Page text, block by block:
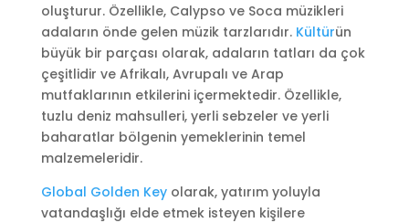
oluşturur. Özellikle, Calypso ve Soca müzikleri
adaların önde gelen müzik tarzlarıdır. Kültürün
büyük bir parçası olarak, adaların tatları da çok
çeşitlidir ve Afrikalı, Avrupalı ve Arap
mutfaklarının etkilerini içermektedir. Özellikle,
tuzlu deniz mahsulleri, yerli sebzeler ve yerli
baharatlar bölgenin yemeklerinin temel
malzemeleridir.
Global Golden Keyolarak, yatırım yoluyla
vatandaşlığı elde etmek isteyen kişilere